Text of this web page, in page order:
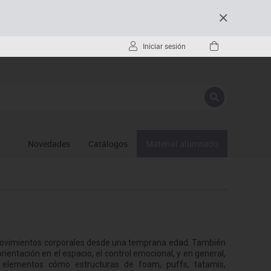
Iniciar sesión
Novedades Catálogos
corporales desde una temprana edad. También
en el espacio, el control emocional, y en general,
cómo estructuras de foam, puffs, tatamis,